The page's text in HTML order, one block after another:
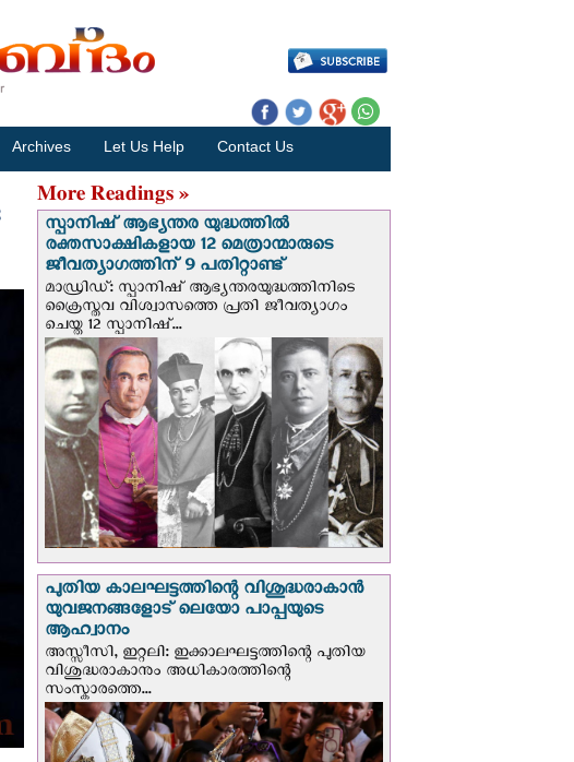
Archives Let Us Help Contact Us
More Readings »
സ്പാനിഷ് ആഭ്യന്തര യുദ്ധത്തില്‍
രക്തസാക്ഷികളായ 12 മെത്രാന്മാരുടെ
ജീവത്യാഗത്തിന് 9 പതിറ്റാണ്ട്
മാഡ്രിഡ്: സ്പാനിഷ് ആഭ്യന്തരയുദ്ധത്തിനിടെ
ക്രൈസ്തവ വിശ്വാസത്തെ പ്രതി ജീവത്യാഗം
ചെയ്ത 12 സ്പാനിഷ്...
പുതിയ കാലഘട്ടത്തിന്റെ വിശുദ്ധരാകാന്‍
യുവജനങ്ങളോട് ലെയോ പാപ്പയുടെ
ആഹ്വാനം
അസ്സീസി, ഇറ്റലി: ഇക്കാലഘട്ടത്തിന്റെ പുതിയ
വിശുദ്ധരാകാനും അധികാരത്തിന്റെ
സംസ്കാരത്തെ...